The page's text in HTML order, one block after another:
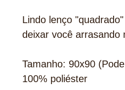
Lindo lenço
deixar você arrasando
Tamanho: 90x90
100% poliéster